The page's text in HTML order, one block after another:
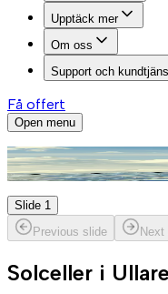
Upptäck mer
Om oss
Support och
Få offert
Open menu
Slide 1
Previous slide
Next
Solceller i